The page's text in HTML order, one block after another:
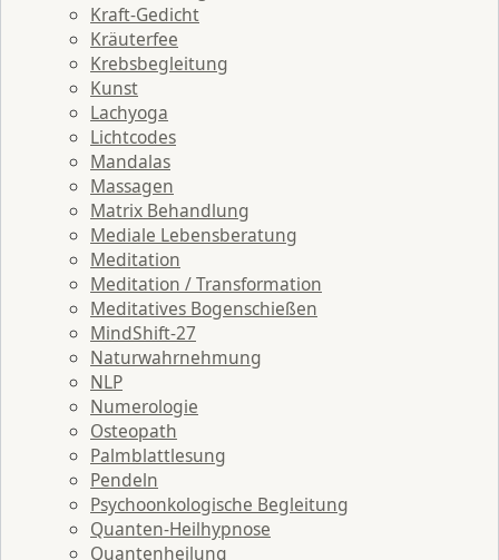
Kraft-Gedicht
Kräuterfee
Krebsbegleitung
Kunst
Lachyoga
Lichtcodes
Mandalas
Massagen
Matrix Behandlung
Mediale Lebensberatung
Meditation
Meditation / Transformation
Meditatives Bogenschießen
MindShift-27
Naturwahrnehmung
NLP
Numerologie
Osteopath
Palmblattlesung
Pendeln
Psychoonkologische Begleitung
Quanten-Heilhypnose
Quantenheilung